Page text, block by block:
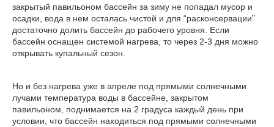
закрытый павильоном бассейн за зиму не попадал мусор и
осадки, вода в нем осталась чистой и для “расконсервации”
достаточно долить бассейн до рабочего уровня. Если
бассейн оснащен системой нагрева, то через 2-3 дня можно
открывать купальный сезон.
Но и без нагрева уже в апреле под прямыми солнечными
лучами температура воды в бассейне, закрытом
павильоном, поднимается на 2 градуса каждый день при
условии, что бассейн находиться под прямыми солнечными